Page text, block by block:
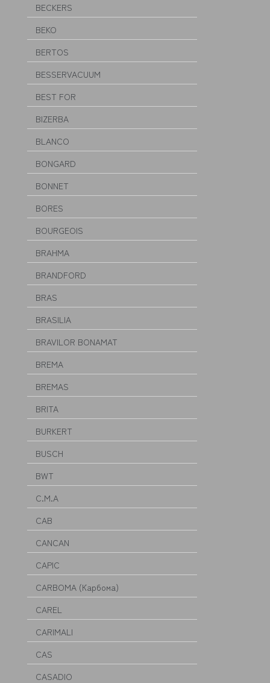
BECKERS
BEKO
BERTOS
BESSERVACUUM
BEST FOR
BIZERBA
BLANCO
BONGARD
BONNET
BORES
BOURGEOIS
BRAHMA
BRANDFORD
BRAS
BRASILIA
BRAVILOR BONAMAT
BREMA
BREMAS
BRITA
BURKERT
BUSCH
BWT
C.M.A
CAB
CANCAN
CAPIC
CARBOMA (Карбома)
CAREL
CARIMALI
CAS
CASADIO